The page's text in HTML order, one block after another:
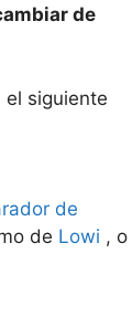
de
siguiente
de
de Lowi , o